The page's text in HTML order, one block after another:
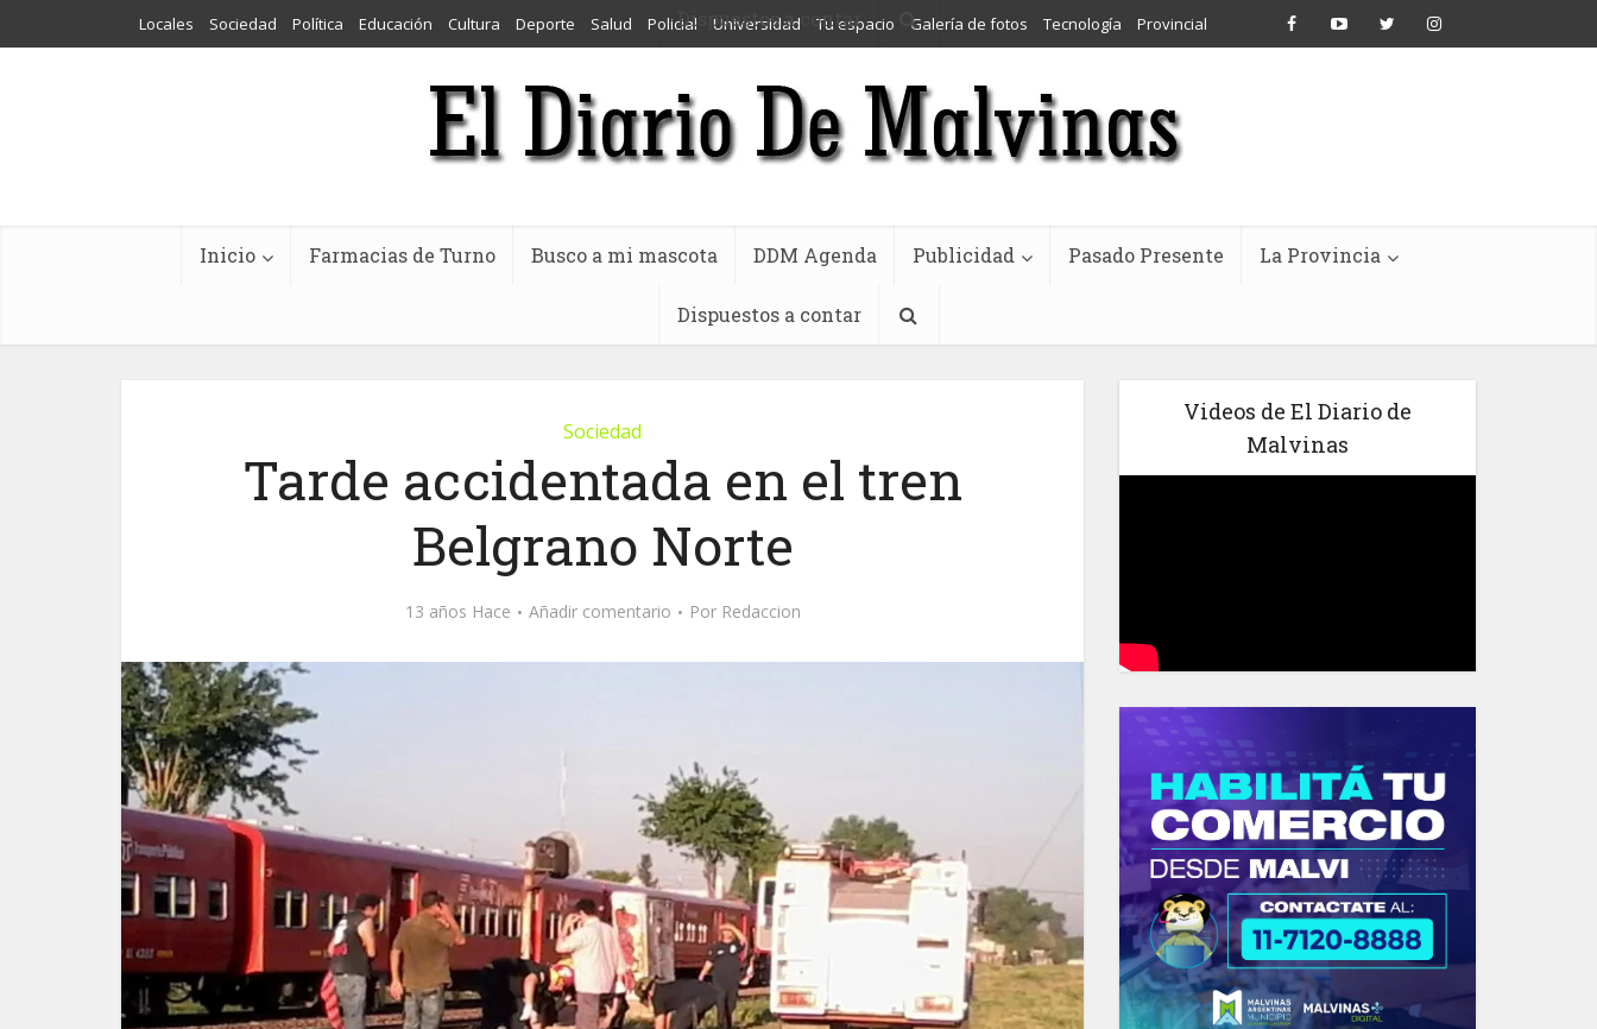
Dispuestos a contar
Locales Sociedad Política Educación Cultura Deporte Salud Policial Universidad Tu espacio Galería de fotos Tecnología Provincial
Inicio Farmacias de Turno Busco a mi mascota DDM Agenda Publicidad Pasado Presente La Provincia
Dispuestos a contar
Sociedad
Tarde accidentada en el tren
Belgrano Norte
13 años Hace Añadir comentario Por Redaccion
Videos de El Diario de
Malvinas